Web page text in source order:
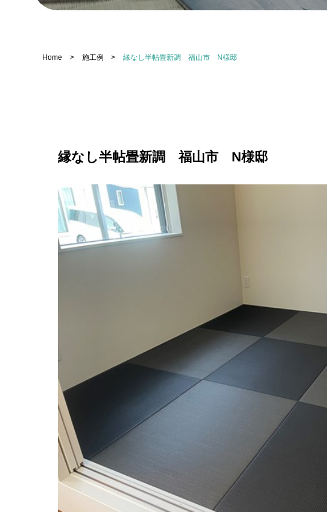
Home > 施工例 > 縁なし半帖畳新調 福山市 N様邸
縁なし半帖畳新調 福山市 N様邸